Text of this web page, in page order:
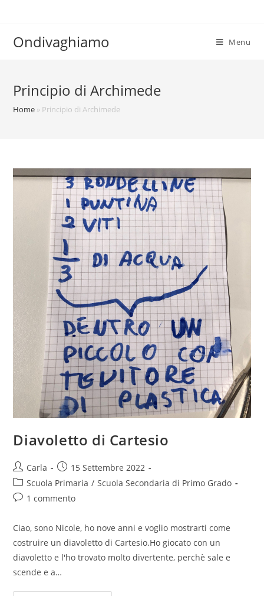
contenuto
Ondivaghiamo Menu
Principio di Archimede
Home » Principio di Archimede
Diavoletto di Cartesio
Post
author:
Carla
Post
published:
15 Settembre 2022
Post
category:
Scuola Primaria / Scuola Secondaria di Primo Grado
Post1 commento
Ciao, sono Nicole, ho nove anni e voglio mostrarti come
costruire un diavoletto di Cartesio.Ho giocato con un
diavoletto e l'ho trovato molto divertente, perchè sale e
scende e a…